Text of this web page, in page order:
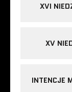
XVI
XV
INTENCJE